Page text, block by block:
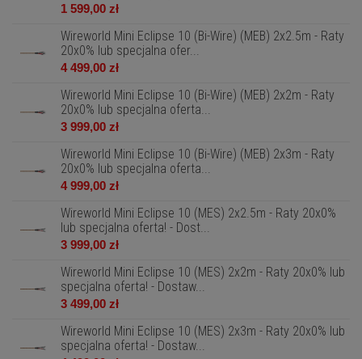
1 599,00 zł
Wireworld Mini Eclipse 10 (Bi-Wire) (MEB) 2x2.5m - Raty
20x0% lub specjalna ofer...
4 499,00 zł
Wireworld Mini Eclipse 10 (Bi-Wire) (MEB) 2x2m - Raty
20x0% lub specjalna oferta...
3 999,00 zł
Wireworld Mini Eclipse 10 (Bi-Wire) (MEB) 2x3m - Raty
20x0% lub specjalna oferta...
4 999,00 zł
Wireworld Mini Eclipse 10 (MES) 2x2.5m - Raty 20x0%
lub specjalna oferta! - Dost...
3 999,00 zł
Wireworld Mini Eclipse 10 (MES) 2x2m - Raty 20x0% lub
specjalna oferta! - Dostaw...
3 499,00 zł
Wireworld Mini Eclipse 10 (MES) 2x3m - Raty 20x0% lub
specjalna oferta! - Dostaw...